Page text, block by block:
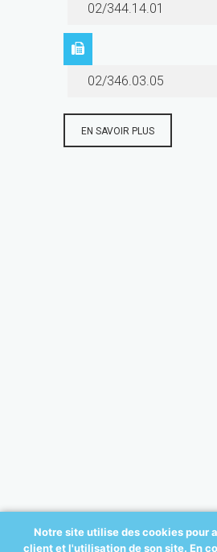
02/344.14.01
02/346.03.05
EN SAVOIR PLUS
Notre site utilise des cookies pour
client et l'utilisation de son site. En